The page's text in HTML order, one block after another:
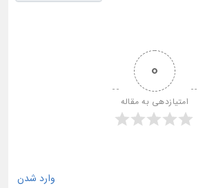
0
امتیازدهی به مقاله
وارد شدن